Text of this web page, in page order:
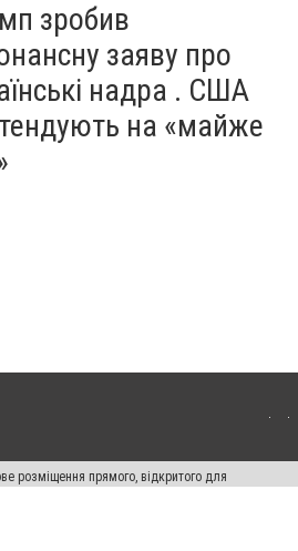
зробив
заяву про
надра . США
на «майже
розміщення прямого, відкритого для